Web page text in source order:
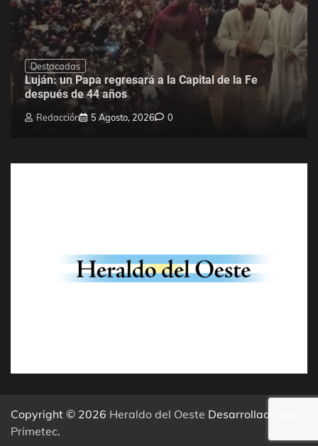
Destacadas
Luján: un Papa regresará a la Capital de la Fe
después de 44 años
Redacción 5 Agosto, 2026 0
Copyright © 2026 Heraldo del Oeste Desarrollado por
Primetec.